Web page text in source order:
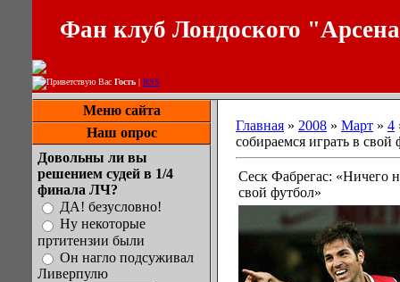
Фан клуб Лондоского
Приветствую Вас Гость | RSS
Меню сайта
Наш опрос
Довольны ли вы
решением судей в 1/4
финала ЛЧ?
ДА! безусловно!
Ну некоторые
пртитензии были
Он нагло подсуживал
Ливерпулю
Главная » 2008 » Март » 4
собираемся играть в свой
Сеск Фабрегас: «Ничего
свой футбол»